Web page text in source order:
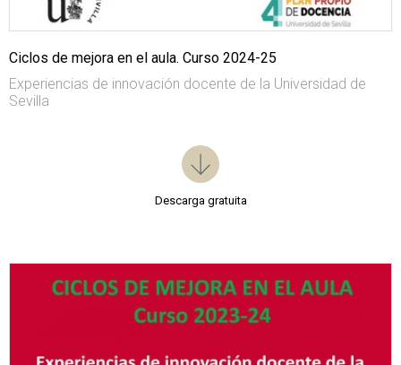
Ciclos de mejora en el aula. Curso 2024-25
Experiencias de innovación docente de la Universidad de
Sevilla
Descarga gratuita